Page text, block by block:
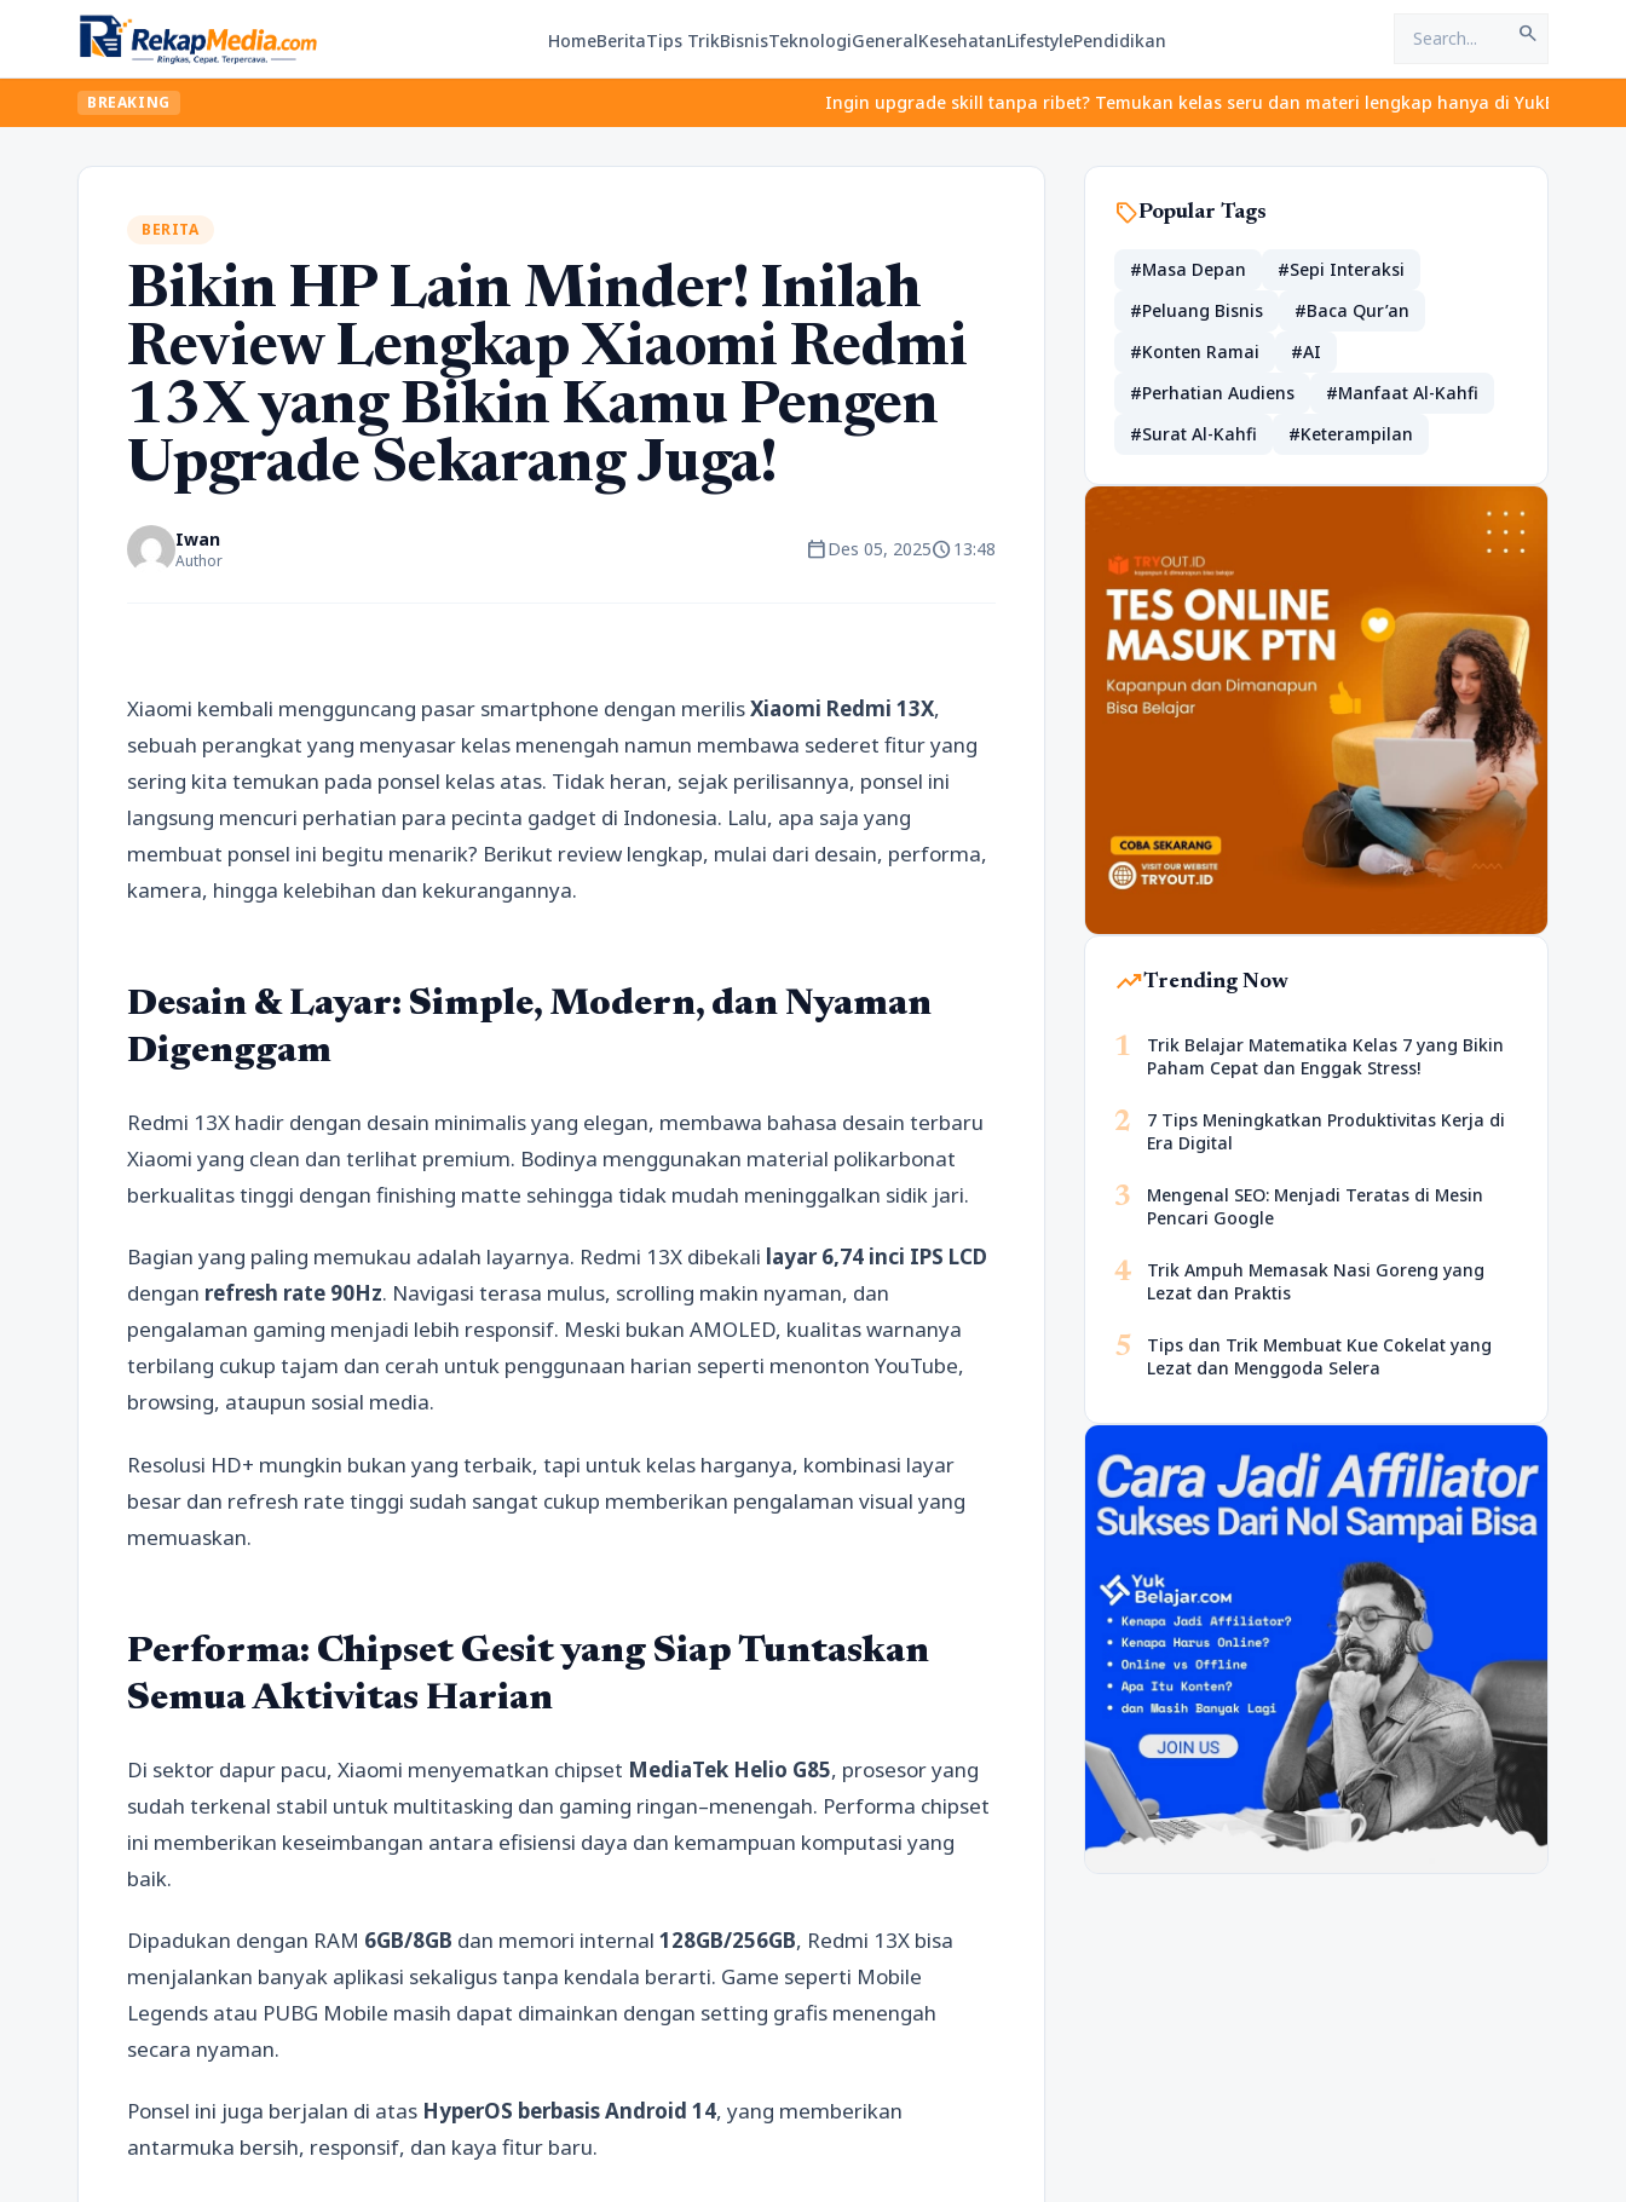
HomeBeritaTips TrikBisnisTeknologiGeneralKesehatanLifestylePendidikan search
BREAKING Ingin upgrade skill tanpa ribet? Temukan kelas seru dan materi lengkap hanya di YukBelajar.com. Mulai
BERITA
Bikin HP Lain Minder! Inilah
Review Lengkap Xiaomi Redmi
13X yang Bikin Kamu Pengen
Upgrade Sekarang Juga!
Iwan
Author calendar_todayDes 05, 2025schedule13:48
Xiaomi kembali mengguncang pasar smartphone dengan merilisXiaomi Redmi 13X,
sebuah perangkat yang menyasar kelas menengah namun membawa sederet fitur yang
sering kita temukan pada ponsel kelas atas. Tidak heran, sejak perilisannya, ponsel ini
langsung mencuri perhatian para pecinta gadget di Indonesia. Lalu, apa saja yang
membuat ponsel ini begitu menarik? Berikut review lengkap, mulai dari desain, performa,
kamera, hingga kelebihan dan kekurangannya.
Desain & Layar: Simple, Modern, dan Nyaman
Digenggam
Redmi 13X hadir dengan desain minimalis yang elegan, membawa bahasa desain terbaru
Xiaomi yang clean dan terlihat premium. Bodinya menggunakan material polikarbonat
berkualitas tinggi dengan finishing matte sehingga tidak mudah meninggalkan sidik jari.
Bagian yang paling memukau adalah layarnya. Redmi 13X dibekali layar 6,74 inci IPS LCD
dengan refresh rate 90Hz. Navigasi terasa mulus, scrolling makin nyaman, dan
pengalaman gaming menjadi lebih responsif. Meski bukan AMOLED, kualitas warnanya
terbilang cukup tajam dan cerah untuk penggunaan harian seperti menonton YouTube,
browsing, ataupun sosial media.
Resolusi HD+ mungkin bukan yang terbaik, tapi untuk kelas harganya, kombinasi layar
besar dan refresh rate tinggi sudah sangat cukup memberikan pengalaman visual yang
memuaskan.
Performa: Chipset Gesit yang Siap Tuntaskan
Semua Aktivitas Harian
Di sektor dapur pacu, Xiaomi menyematkan chipset MediaTek Helio G85, prosesor yang
sudah terkenal stabil untuk multitasking dan gaming ringan–menengah. Performa chipset
ini memberikan keseimbangan antara efisiensi daya dan kemampuan komputasi yang
baik.
Dipadukan dengan RAM 6GB/8GB dan memori internal 128GB/256GB, Redmi 13X bisa
menjalankan banyak aplikasi sekaligus tanpa kendala berarti. Game seperti Mobile
Legends atau PUBG Mobile masih dapat dimainkan dengan setting grafis menengah
secara nyaman.
Ponsel ini juga berjalan di atas HyperOS berbasis Android 14, yang memberikan
antarmuka bersih, responsif, dan kaya fitur baru.
sellPopular Tags
#Masa Depan
#Sepi Interaksi
#Peluang Bisnis
#Baca Qur’an
#Konten Ramai
#AI
#Perhatian Audiens
#Manfaat Al-Kahfi
#Surat Al-Kahfi
#Keterampilan
trending_upTrending Now
1
Trik Belajar Matematika Kelas 7 yang Bikin
Paham Cepat dan Enggak Stress!
2
7 Tips Meningkatkan Produktivitas Kerja di
Era Digital
3
Mengenal SEO: Menjadi Teratas di Mesin
Pencari Google
4
Trik Ampuh Memasak Nasi Goreng yang
Lezat dan Praktis
5
Tips dan Trik Membuat Kue Cokelat yang
Lezat dan Menggoda Selera